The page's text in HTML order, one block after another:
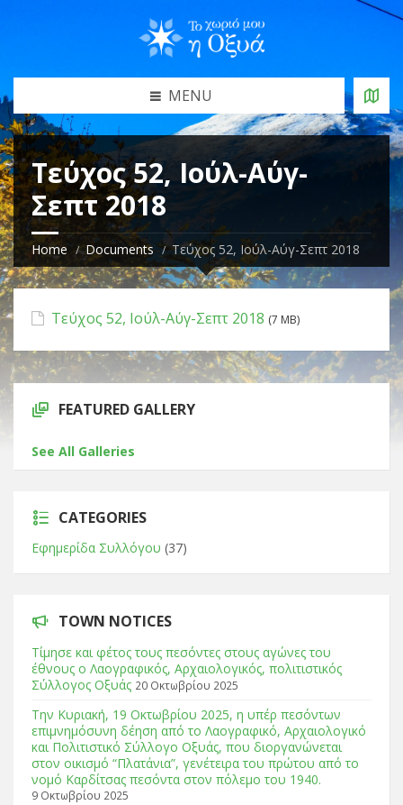
MENU
Τεύχος 52, Ιούλ-Αύγ-
Σεπτ 2018
Home Documents Τεύχος 52, Ιούλ-Αύγ-Σεπτ 2018
Τεύχος 52, Ιούλ-Αύγ-Σεπτ 2018 (7 MB)
FEATURED GALLERY
See All Galleries
CATEGORIES
Εφημερίδα Συλλόγου (37)
TOWN NOTICES
Τίμησε και φέτος τους πεσόντες στους αγώνες του
έθνους ο Λαογραφικός, Αρχαιολογικός, πολιτιστικός
Σύλλογος Οξυάς 20 Οκτωβρίου 2025
Tην Κυριακή, 19 Οκτωβρίου 2025, η υπέρ πεσόντων
επιμνημόσυνη δέηση από το Λαογραφικό, Αρχαιολογικό
και Πολιτιστικό Σύλλογο Οξυάς, που διοργανώνεται
στον οικισμό “Πλατάνια”, γενέτειρα του πρώτου από το
νομό Καρδίτσας πεσόντα στον πόλεμο του 1940.
9 Οκτωβρίου 2025